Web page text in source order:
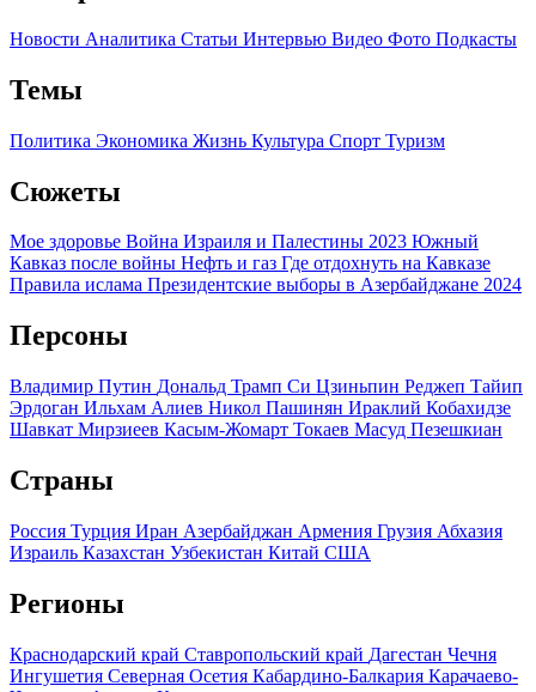
Новости Аналитика Статьи Интервью Видео Фото Подкасты
Темы
Политика Экономика Жизнь Культура Спорт Туризм
Сюжеты
Мое здоровье Война Израиля и Палестины 2023 Южный
Кавказ после войны Нефть и газ Где отдохнуть на Кавказе
Правила ислама Президентские выборы в Азербайджане 2024
Персоны
Владимир Путин Дональд Трамп Си Цзиньпин Реджеп Тайип
Эрдоган Ильхам Алиев Никол Пашинян Ираклий Кобахидзе
Шавкат Мирзиеев Касым-Жомарт Токаев Масуд Пезешкиан
Страны
Россия Турция Иран Азербайджан Армения Грузия Абхазия
Израиль Казахстан Узбекистан Китай США
Регионы
Краснодарский край Ставропольский край Дагестан Чечня
Ингушетия Северная Осетия Кабардино-Балкария Карачаево-